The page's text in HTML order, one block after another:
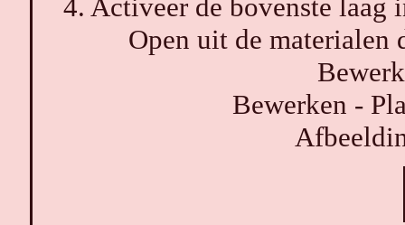
4. Activeer de bovenste laag
Open uit de materialen
Bewerken -